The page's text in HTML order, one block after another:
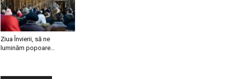
Ziua Învierii, să ne
luminăm popoare…